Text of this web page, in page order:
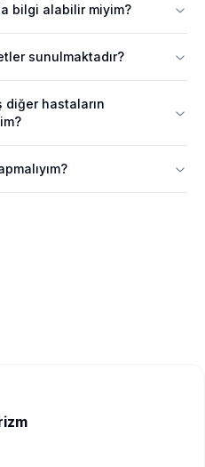
bilgi alabilir miyim?
sunulmaktadır?
diğer hastaların